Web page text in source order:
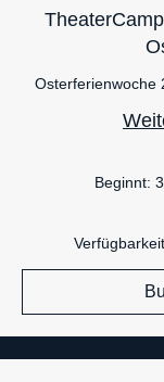
Osterferienwoche
Beginnt: